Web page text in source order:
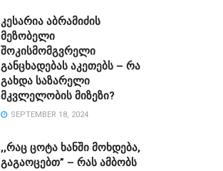
კესარია აბრამიძის
მეზობელი
შოკისმომგვრელი
განცხადებას აკეთებს – რა
გახდა საზარელი
მკვლელობის მიზეზი?
SEPTEMBER 18, 2024
,,რაც ცოტა ხანში მოხდება,
გაგაოცებთ” – რას ამბობს